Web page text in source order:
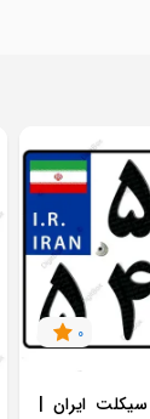
0
سیکلت ایران |